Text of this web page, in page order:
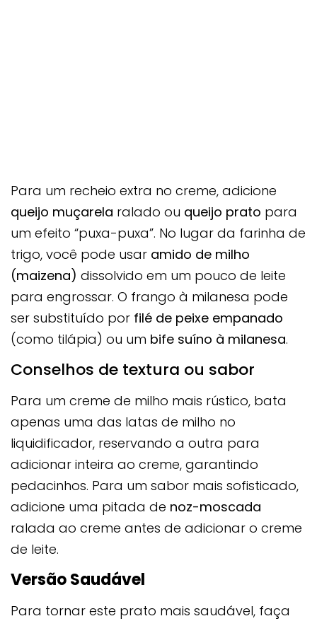
Para um recheio extra no creme, adicione
queijo muçarela ralado ou queijo prato para
um efeito “puxa-puxa”. No lugar da farinha de
trigo, você pode usar amido de milho
(maizena) dissolvido em um pouco de leite
para engrossar. O frango à milanesa pode
ser substituído por filé de peixe empanado
(como tilápia) ou um bife suíno à milanesa.
Conselhos de textura ou sabor
Para um creme de milho mais rústico, bata
apenas uma das latas de milho no
liquidificador, reservando a outra para
adicionar inteira ao creme, garantindo
pedacinhos. Para um sabor mais sofisticado,
adicione uma pitada de noz-moscada
ralada ao creme antes de adicionar o creme
de leite.
Versão Saudável
Para tornar este prato mais saudável, faça